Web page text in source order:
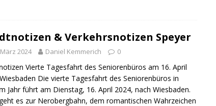
& Verkehrsnotizen Speyer
2024 Daniel Kemmerich 0
Vierte Tagesfahrt des Seniorenbüros am 16. April
Die vierte Tagesfahrt des Seniorenbüros in
Jahr führt am Dienstag, 16. April 2024, nach Wiesbaden.
es zur Nerobergbahn, dem romantischen Wahrzeichen